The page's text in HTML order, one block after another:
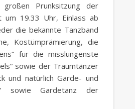
Prunksitzung der
um 19.33 Uhr, Einlass ab
die bekannte Tanzband
Kostümprämierung, die
für die misslungenste
sowie der Traumtänzer
und natürlich Garde- und
sowie Gardetanz der